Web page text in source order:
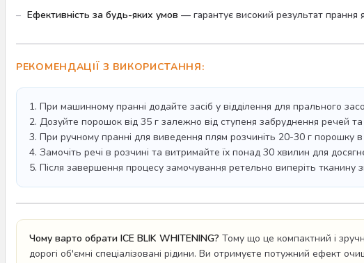
Ефективність за будь-яких умов — гарантує високий результат прання
РЕКОМЕНДАЦІЇ З ВИКОРИСТАННЯ:
1. При машинному пранні додайте засіб у відділення для прального
2. Дозуйте порошок від 35 г залежно від ступеня забруднення речей та
3. При ручному пранні для виведення плям розчиніть 20-30 г порошку в
4. Замочіть речі в розчині та витримайте їх понад 30 хвилин для
5. Після завершення процесу замочування ретельно виперіть тканину
Чому варто обрати ICE BLIK WHITENING? Тому що це компактний і
дорогі об'ємні спеціалізовані рідини. Ви отримуєте потужний ефект